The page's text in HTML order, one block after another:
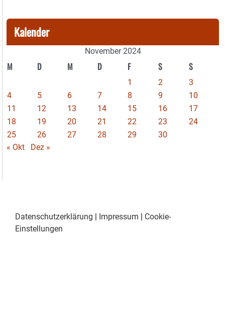
Kalender
November 2024
M D M D F S S
1 2
3
4
5 6 7 8 9
10
11
12 13 14 15 16
17
18
19 20 21 22 23
24
25
26 27 28 29
30
« Okt
Dez »
Datenschutzerklärung | Impressum | Cookie-
Einstellungen